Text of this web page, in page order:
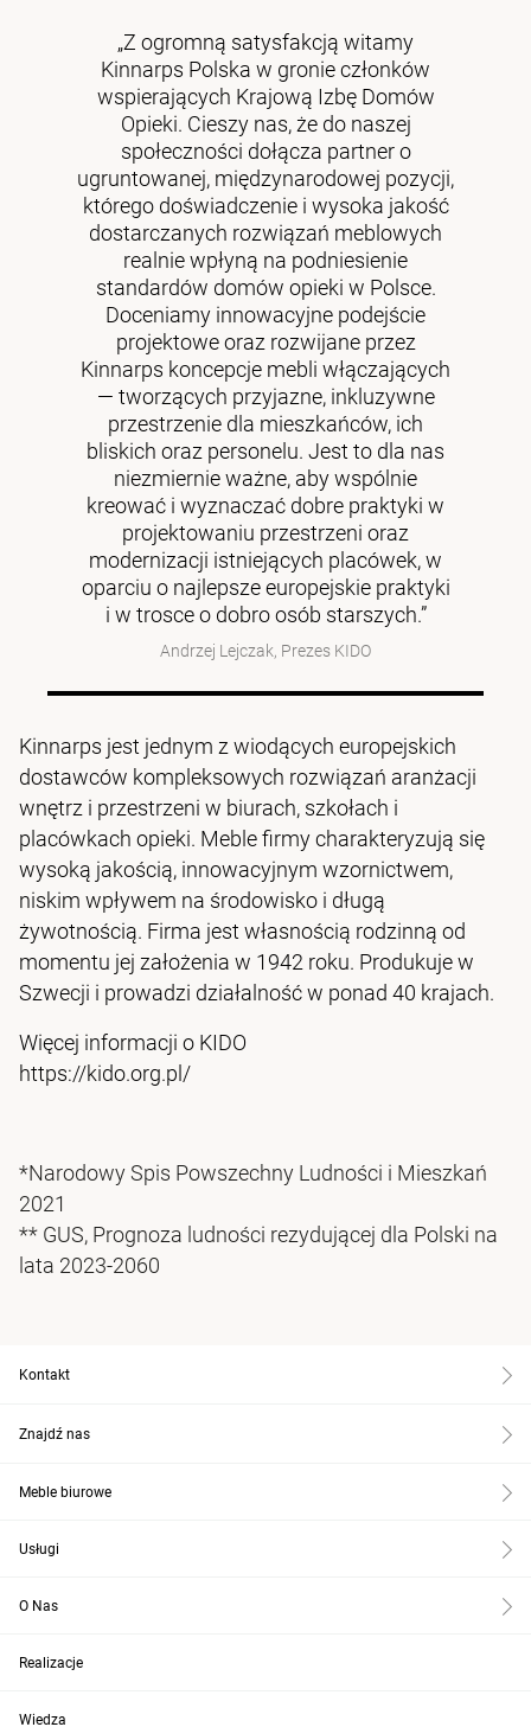
„Z ogromną satysfakcją witamy
Kinnarps Polska w gronie członków
wspierających Krajową Izbę Domów
Opieki. Cieszy nas, że do naszej
społeczności dołącza partner o
ugruntowanej, międzynarodowej pozycji,
którego doświadczenie i wysoka jakość
dostarczanych rozwiązań meblowych
realnie wpłyną na podniesienie
standardów domów opieki w Polsce.
Doceniamy innowacyjne podejście
projektowe oraz rozwijane przez
Kinnarps koncepcje mebli włączających
— tworzących przyjazne, inkluzywne
przestrzenie dla mieszkańców, ich
bliskich oraz personelu. Jest to dla nas
niezmiernie ważne, aby wspólnie
kreować i wyznaczać dobre praktyki w
projektowaniu przestrzeni oraz
modernizacji istniejących placówek, w
oparciu o najlepsze europejskie praktyki
i w trosce o dobro osób starszych.”
Andrzej Lejczak, Prezes KIDO
Kinnarps jest jednym z wiodących europejskich
dostawców kompleksowych rozwiązań aranżacji
wnętrz i przestrzeni w biurach, szkołach i
placówkach opieki. Meble firmy charakteryzują się
wysoką jakością, innowacyjnym wzornictwem,
niskim wpływem na środowisko i długą
żywotnością. Firma jest własnością rodzinną od
momentu jej założenia w 1942 roku. Produkuje w
Szwecji i prowadzi działalność w ponad 40 krajach.
Więcej informacji o KIDO
https://kido.org.pl/
*Narodowy Spis Powszechny Ludności i Mieszkań
2021
** GUS, Prognoza ludności rezydującej dla Polski na
lata 2023-2060
Kontakt
Znajdź nas
Meble biurowe
Usługi
O Nas
Realizacje
Wiedza